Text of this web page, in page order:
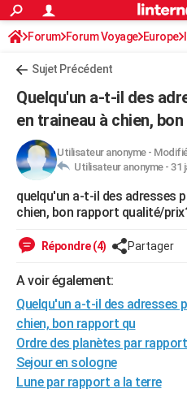
ACTUALITÉS
Politique
Société
Faits Divers
Education
Monde
Villes
+
Programme TV
Streaming
Cinéma
Sorties cinéma
Musique
FINANCE
Retraite
Impôts
Epargne
Immobilier
Risques naturels par ville
Banque
Assurance
Crédit
AUTO
Essais
Réserver un essai
Citadines
Berlines
SUV
Forum auto
HIGH-TECH
Mobiles
Meilleur smartphone
Internet
Ordinateurs
Jeux vidéo
Guide high-tech
+BRICOLAGE
Forum
Aménagement intérieur
Extérieur
Cuisine
Salle de bains
Jardinage
Rangement
WEEK-END
Guides de France
Escapades
Patrimoine
Expositions
Musées
Week-end nature
+LIFESTYLE
Art de vivre
Bien-être
Loisirs
Mode
Modes de vie
SANTE
Alimentation
Guide de la santé
Maladies
Médicaments
Sommeil
VOYAGE
Destinations
City break
Voyage nature
Voyage de noces
Forum
Climat
+PHOTO
Forum Forum Voyage Europe
Sujet Précédent
Quelqu'un a-t-il des
en traineau à chien,
Utilisateur anonyme- Modifié
Utilisateur anonyme - 31
quelqu'un a-t-il des adresses
chien, bon rapport qualité/
Répondre (4) Partager
A voir également:
Quelqu'un a-t-il des adresses
chien, bon rapport qu
Ordre des planètes par
Sejour en sologne
Lune par rapport a la terre